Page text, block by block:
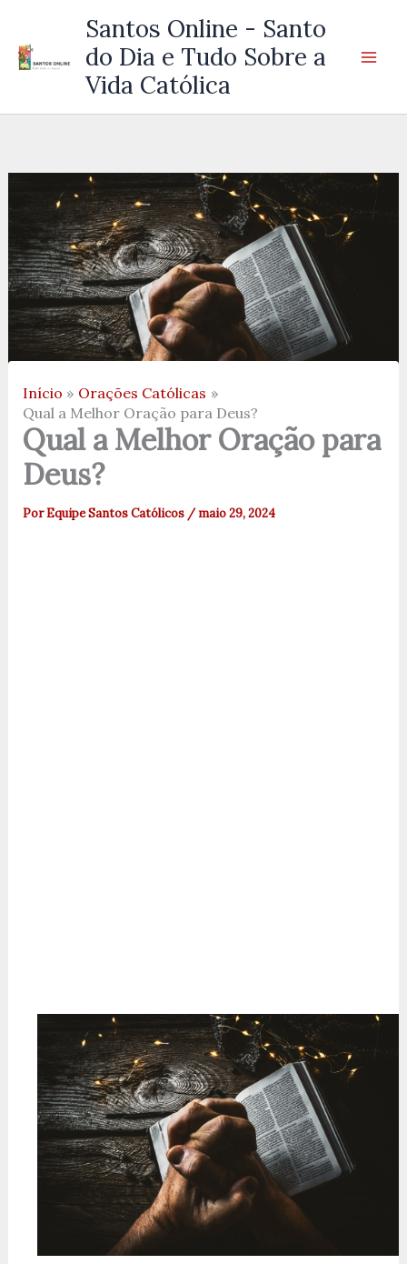
Santos Online - Santo
do Dia e Tudo Sobre a
Vida Católica
Início
Orações Católicas
Qual a Melhor Oração para Deus?
Qual a Melhor Oração para
Deus?
PorEquipe Santos Católicos / maio 29, 2024